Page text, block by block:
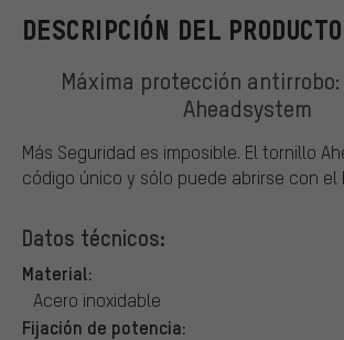
DESCRIPCIÓN DEL PRODUCTO
Máxima protección
Aheadsystem
Más Seguridad es imposible. El tornillo
código único y sólo puede abrirse con el
Datos técnicos:
Material:
Acero inoxidable
Fijación de potencia: